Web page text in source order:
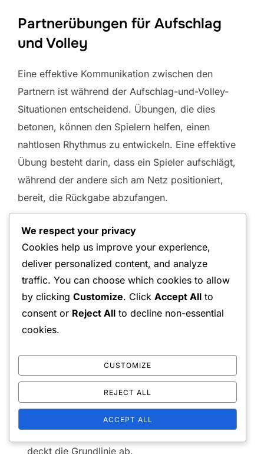
Partnerübungen für Aufschlag
und Volley
Eine effektive Kommunikation zwischen den
Partnern ist während der Aufschlag-und-Volley-
Situationen entscheidend. Übungen, die dies
betonen, können den Spielern helfen, einen
nahtlosen Rhythmus zu entwickeln. Eine effektive
Übung besteht darin, dass ein Spieler aufschlägt,
während der andere sich am Netz positioniert,
bereit, die Rückgabe abzufangen.
Eine weitere nützliche Übung ist die “Aufschlag und
Wechsel”-Übung, bei der der aufschlagende
Spieler sofort nach dem Aufschlag zum Netz geht,
während der Partner die Grundlinie abdeckt. Dies
hilft beiden Spielern, ihre Bewegungen und
Koordination zu üben und sicherzustellen, dass sie
auf verschiedene Rückgabeszenarien vorbereitet
Aufschlag und Volley: Ein Spieler schlägt auf,
während der andere die Rückgabe volleyt.
Aufschlag und Wechsel: Nach dem Aufschlag
geht der Aufschläger zum Netz, und der Partner
deckt die Grundlinie ab.
We respect your privacy
Cookies help us improve your experience,
deliver personalized content, and analyze
traffic. You can choose which cookies to allow
by clicking Customize. Click Accept All to
consent or Reject All to decline non-essential
cookies.
CUSTOMIZE
REJECT ALL
ACCEPT ALL